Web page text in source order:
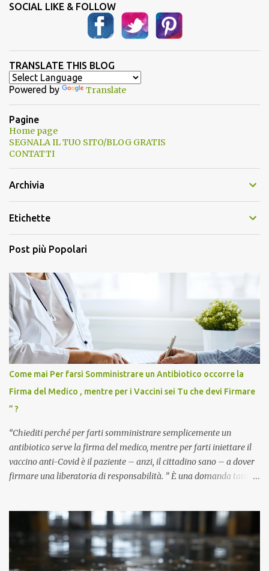
SOCIAL LIKE & FOLLOW
TRANSLATE THIS BLOG
Powered by Translate
Pagine
Home page
SEGNALA IL TUO SITO/BLOG GRATIS
CONTATTI
Archivia
Etichette
Post più Popolari
Come mai Per farsi Somministrare un Antibiotico occorre la
Firma del Medico , mentre per i Vaccini sei Tu che devi Firmare
” ?
“Chiediti perché per farti somministrare semplicemente un
antibiotico serve la firma del medico, mentre per farti iniettare il
vaccino anti-Covid è il paziente – anzi, il cittadino sano – a dover
firmare una liberatoria di responsabilità. ” È una domanda tanto
pandemia. Un interrogativo che dovrebbe scuotere chiunque abbia
ancora il coraggio di pensare con la propria testa. Per il vaccino
anti-Covid, un pro-farmaco, con autorizzazione condizionata,
sviluppato in tempi record, con tecnologie mai utilizzate prima su